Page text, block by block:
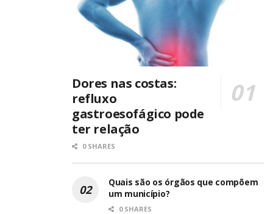
Dores nas costas:
refluxo
gastroesofágico pode
ter relação
0 SHARES
Quais são os órgãos que compõem
um município?
0 SHARES